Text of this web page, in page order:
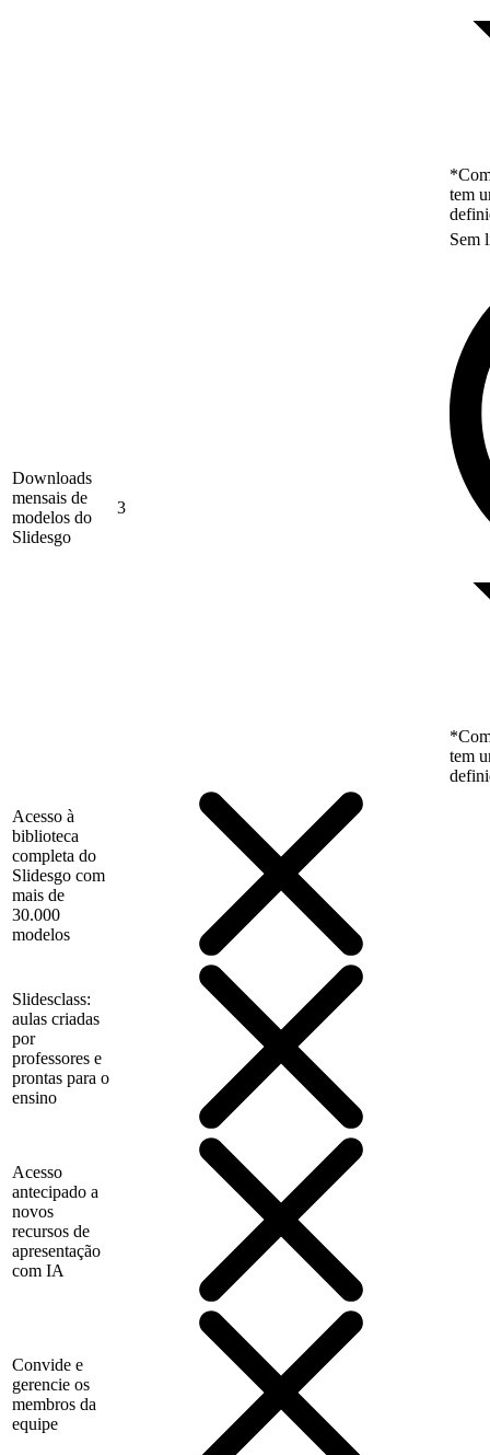
tem
Downloads
mensais de
modelos do
Slidesgo
3
Sem
tem
Acesso à
biblioteca
completa do
Slidesgo com
mais de
30.000
modelos
Slidesclass:
aulas criadas
por
professores e
prontas para o
ensino
Acesso
antecipado a
novos
recursos de
apresentação
com IA
Convide e
gerencie os
membros da
equipe